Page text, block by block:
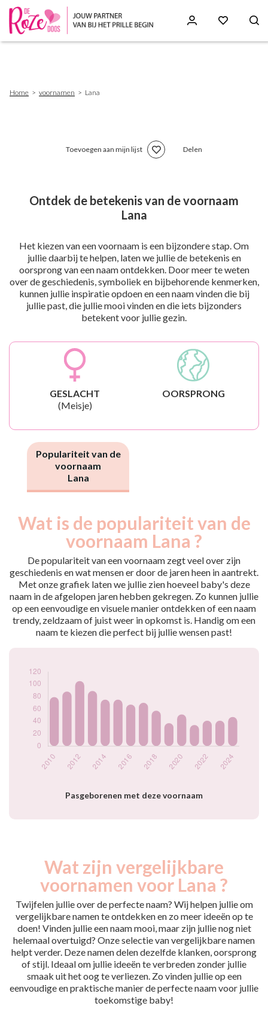
Home voornamen Lana
Toevoegen aan mijn lijst Delen
Ontdek de betekenis van de voornaam
Lana
Het kiezen van een voornaam is een bijzondere stap. Om
jullie daarbij te helpen, laten we jullie de betekenis en
oorsprong van een naam ontdekken. Door meer te weten
over de geschiedenis, symboliek en bijbehorende kenmerken,
kunnen jullie inspiratie opdoen en een naam vinden die bij
jullie past, die jullie mooi vinden en die iets bijzonders
betekent voor jullie gezin.
GESLACHT
(Meisje)
OORSPRONG
Populariteit van de
voornaam
Lana
Wat is de populariteit van de
voornaam Lana ?
De populariteit van een voornaam zegt veel over zijn
geschiedenis en wat mensen er door de jaren heen in aantrekt.
Met onze grafiek laten we jullie zien hoeveel baby's deze
naam in de afgelopen jaren hebben gekregen. Zo kunnen jullie
op een eenvoudige en visuele manier ontdekken of een naam
trendy, zeldzaam of juist weer in opkomst is. Handig om een
naam te kiezen die perfect bij jullie wensen past!
Pasgeborenen met deze voornaam
Popularité du
Année
Nouveaux-
nés
2010
79
2011
88
2012
105
2013
89
2014
75
2015
75
67
2019
37
2020
51
34
41
41
47
Wat zijn vergelijkbare
voornamen voor Lana ?
Twijfelen jullie over de perfecte naam? Wij helpen jullie om
vergelijkbare namen te ontdekken en zo meer ideeën op te
doen! Vinden jullie een naam mooi, maar zijn jullie nog niet
helemaal overtuigd? Onze selectie van vergelijkbare namen
helpt verder. Deze namen delen dezelfde klanken, oorsprong
of stijl. Ideaal om jullie ideeën te verbreden zonder jullie
smaak uit het oog te verliezen. Zo vinden jullie op een
eenvoudige en praktische manier de perfecte naam voor jullie
toekomstige baby!